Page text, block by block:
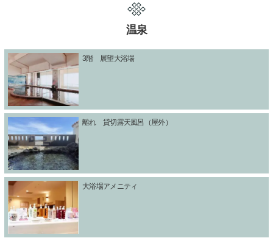
温泉
3階 展望大浴場
離れ 貸切露天風呂（屋外）
大浴場アメニティ